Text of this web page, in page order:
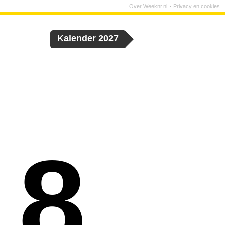
Kalender 2027
Over Weeknr.nl Privacy en cookies